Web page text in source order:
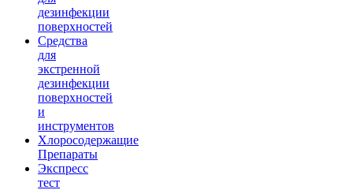
дезинфекции
поверхностей
Средства
для
экстренной
дезинфекции
поверхностей
и
инструментов
Хлоросодержащие
Препараты
Экспресс
тест